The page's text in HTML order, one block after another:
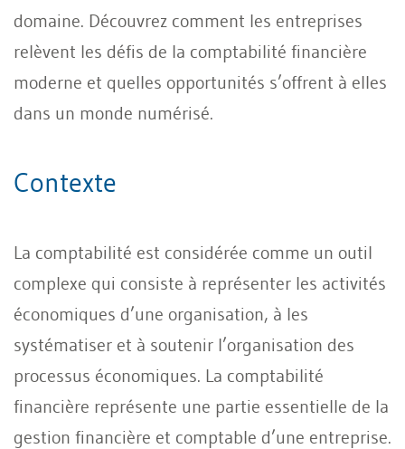
domaine. Découvrez comment les entreprises
relèvent les défis de la comptabilité financière
moderne et quelles opportunités s’offrent à elles
dans un monde numérisé.
Contexte
La comptabilité est considérée comme un outil
complexe qui consiste à représenter les activités
économiques d’une organisation, à les
systématiser et à soutenir l’organisation des
processus économiques. La comptabilité
financière représente une partie essentielle de la
gestion financière et comptable d’une entreprise.